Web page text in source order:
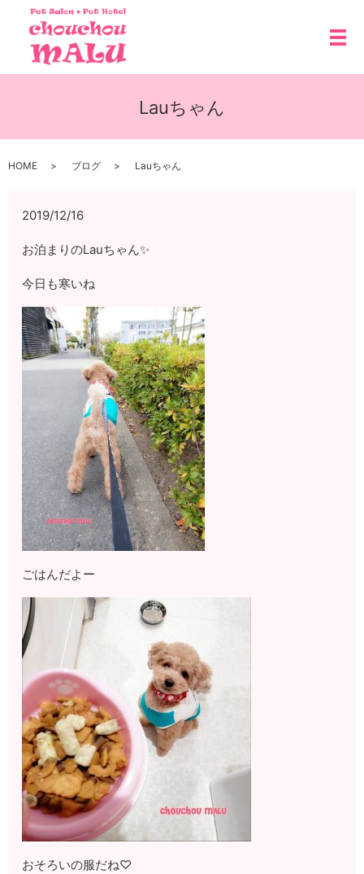
メ
Lauちゃん
HOME ブログ Lauちゃん
2019/12/16
お泊まりのLauちゃん✨
今日も寒いね
ごはんだよー
おそろいの服だね♡